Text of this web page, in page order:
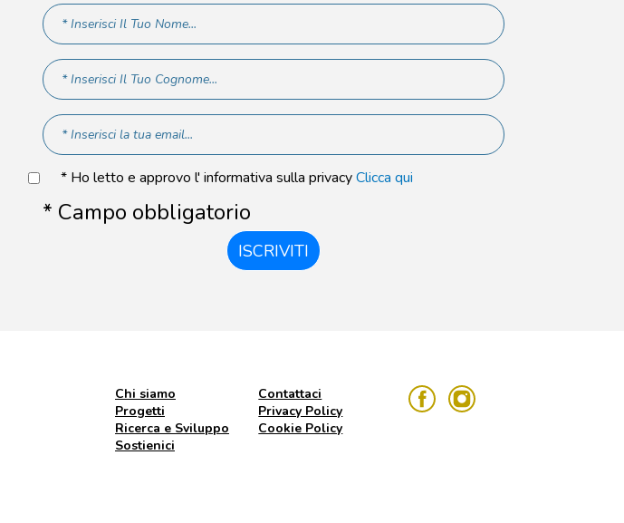
* Ho letto e approvo l' informativa sulla privacyClicca qui
* Campo obbligatorio
ISCRIVITI
Chi siamo
Progetti
Ricerca e Sviluppo
Sostienici
Contattaci
Privacy Policy
Cookie Policy